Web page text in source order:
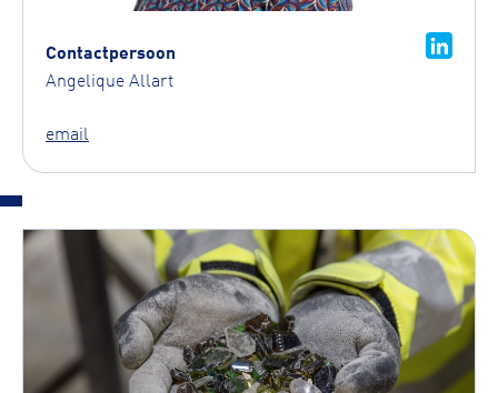
Contactpersoon
Angelique Allart
email